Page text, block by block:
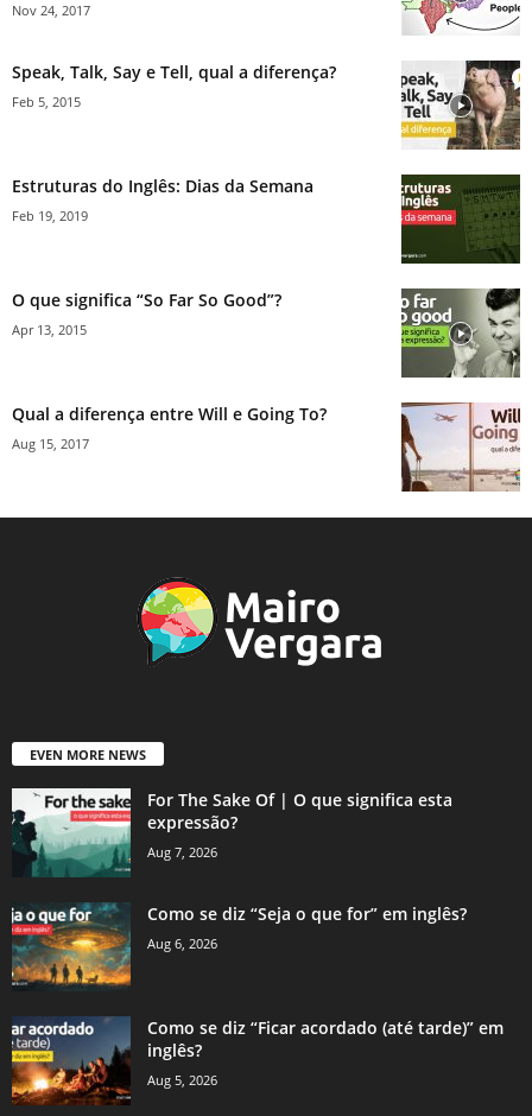
Nov 24, 2017
Speak, Talk, Say e Tell, qual a diferença?
Feb 5, 2015
Estruturas do Inglês: Dias da Semana
Feb 19, 2019
O que significa “So Far So Good”?
Apr 13, 2015
Qual a diferença entre Will e Going To?
Aug 15, 2017
EVEN MORE NEWS
For The Sake Of | O que significa esta
expressão?
Aug 7, 2026
Como se diz “Seja o que for” em inglês?
Aug 6, 2026
Como se diz “Ficar acordado (até tarde)” em
inglês?
Aug 5, 2026